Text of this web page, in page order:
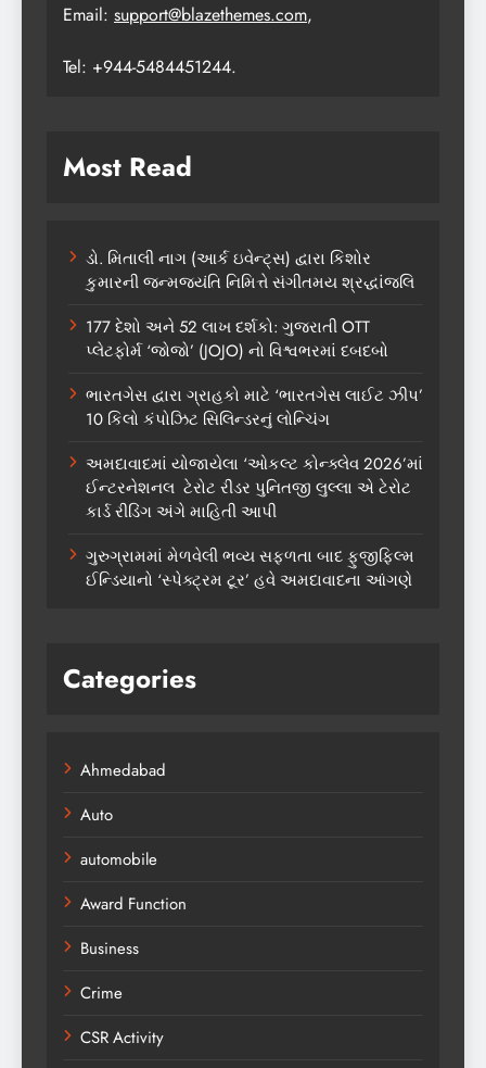
Email: support@blazethemes.com,
Tel: +944-5484451244.
Most Read
ડો. મિતાલી નાગ (આર્ક ઇવેન્ટ્સ) દ્વારા કિશોર
કુમારની જન્મજયંતિ નિમિત્તે સંગીતમય શ્રદ્ધાંજલિ
177 દેશો અને 52 લાખ દર્શકો: ગુજરાતી OTT
પ્લેટફોર્મ ‘જોજો’ (JOJO) નો વિશ્વભરમાં દબદબો
ભારતગેસ દ્વારા ગ્રાહકો માટે ‘ભારતગેસ લાઈટ ઝીપ’
10 કિલો કંપોઝિટ સિલિન્ડરનું લોન્ચિંગ
અમદાવાદમાં યોજાયેલા ‘ઓકલ્ટ કોન્ક્લેવ 2026’માં
ઈન્ટરનેશનલ ટેરોટ રીડર પુનિતજી લુલ્લા એ ટેરોટ
કાર્ડ રીડિંગ અંગે માહિતી આપી
ગુરુગ્રામમાં મેળવેલી ભવ્ય સફળતા બાદ ફુજીફિલ્મ
ઈન્ડિયાનો ‘સ્પેક્ટ્રમ ટૂર’ હવે અમદાવાદના આંગણે
Categories
Ahmedabad
Auto
automobile
Award Function
Business
Crime
CSR Activity